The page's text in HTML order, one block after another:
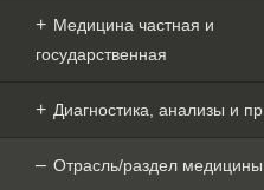
Медицина частная и
государственная
Диагностика, анализы и пр.
Отрасль/раздел медицины